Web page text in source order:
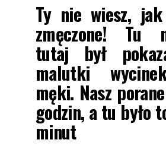
Ty nie wiesz, jak
zmęczone! Tu
tutaj był
malutki
męki. Nasz
godzin, a tu było
minut